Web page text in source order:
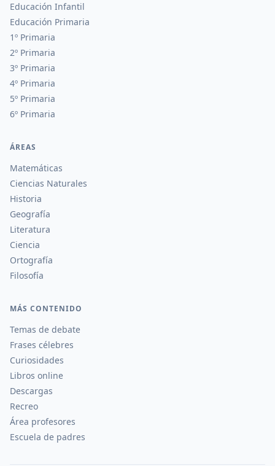
Educación Infantil
Educación Primaria
1º Primaria
2º Primaria
3º Primaria
4º Primaria
5º Primaria
6º Primaria
ÁREAS
Matemáticas
Ciencias Naturales
Historia
Geografía
Literatura
Ciencia
Ortografía
Filosofía
MÁS CONTENIDO
Temas de debate
Frases célebres
Curiosidades
Libros online
Descargas
Recreo
Área profesores
Escuela de padres